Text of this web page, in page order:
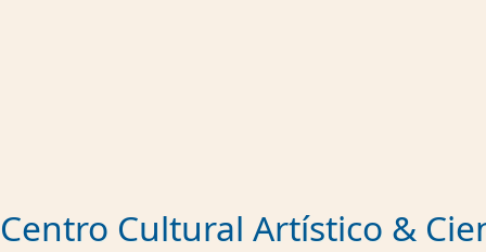
Centro Cultural Artístico &